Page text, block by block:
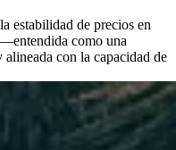
estabilidad de precios en
como una
con la capacidad de